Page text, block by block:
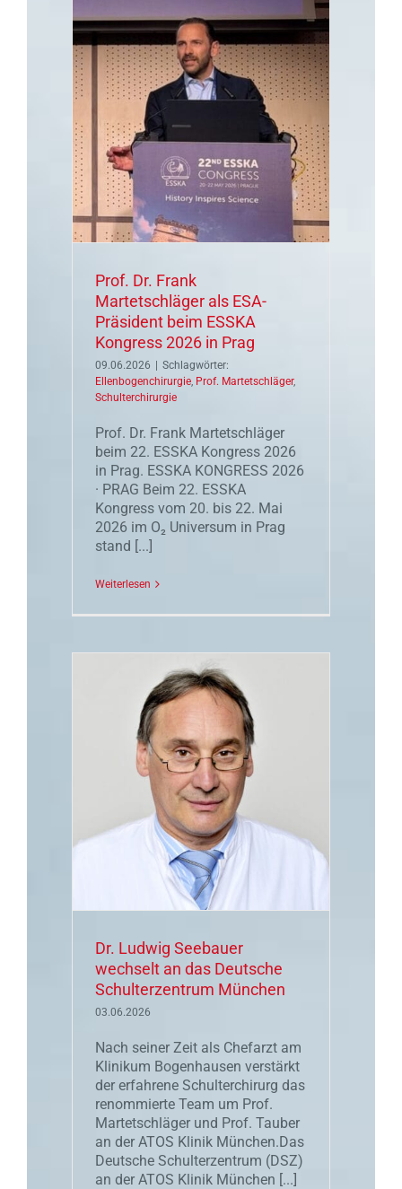
Prof. Dr. Frank
Martetschläger als ESA-
Präsident beim ESSKA
Kongress 2026 in Prag
09.06.2026 | Schlagwörter:
Ellenbogenchirurgie Prof. Martetschläger,
Schulterchirurgie
Prof. Dr. Frank Martetschläger
beim 22. ESSKA Kongress 2026
in Prag. ESSKA KONGRESS 2026
· PRAG Beim 22. ESSKA
Kongress vom 20. bis 22. Mai
2026 im O₂ Universum in Prag
stand [...]
Weiterlesen
Dr. Ludwig Seebauer
wechselt an das Deutsche
Schulterzentrum München
03.06.2026
Nach seiner Zeit als Chefarzt am
Klinikum Bogenhausen verstärkt
der erfahrene Schulterchirurg das
renommierte Team um Prof.
Martetschläger und Prof. Tauber
an der ATOS Klinik München.Das
Deutsche Schulterzentrum (DSZ)
an der ATOS Klinik München [...]